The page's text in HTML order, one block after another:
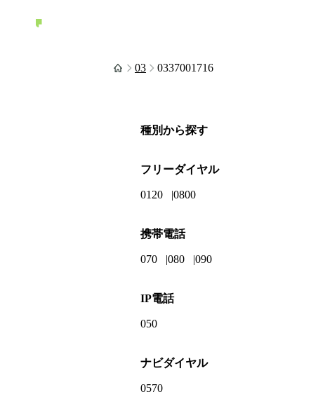
03 0337001716
種別から探す
フリーダイヤル
0120 0800
携帯電話
070 080 090
IP電話
050
ナビダイヤル
0570